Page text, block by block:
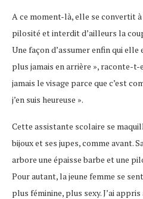
A ce moment-là, elle se convertit
pilosité et interdit d’ailleurs la
Une façon d’assumer enfin qui elle
plus jamais en arrière », raconte-t-
jamais le visage parce que c’est
j’en suis heureuse ».
Cette assistante scolaire se
bijoux et ses jupes, comme avant.
arbore une épaisse barbe et une
Pour autant, la jeune femme se
plus féminine, plus sexy. J’ai